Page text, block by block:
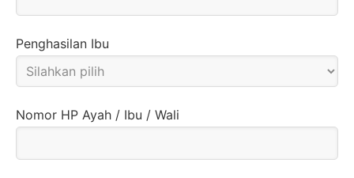
Penghasilan Ibu
Nomor HP Ayah / Ibu / Wali